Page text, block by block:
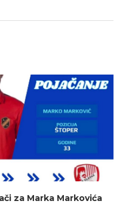
za Marka Markovića